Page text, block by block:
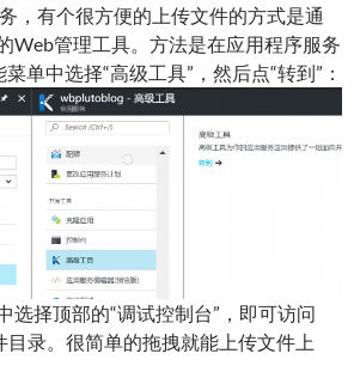
，有个很方便的上传文件的方式是通
Web管理工具。方法是在应用程序服务
单中选择“高级工具”，然后点“转到”：
选择顶部的“调试控制台”，即可访问
目录。很简单的拖拽就能上传文件上